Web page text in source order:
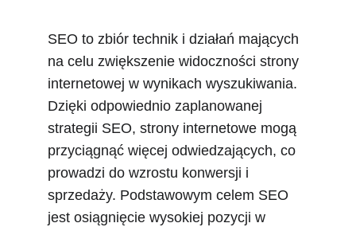
SEO to zbiór technik i działań mających
na celu zwiększenie widoczności strony
internetowej w wynikach wyszukiwania.
Dzięki odpowiednio zaplanowanej
strategii SEO, strony internetowe mogą
przyciągnąć więcej odwiedzających, co
prowadzi do wzrostu konwersji i
sprzedaży. Podstawowym celem SEO
jest osiągnięcie wysokiej pozycji w